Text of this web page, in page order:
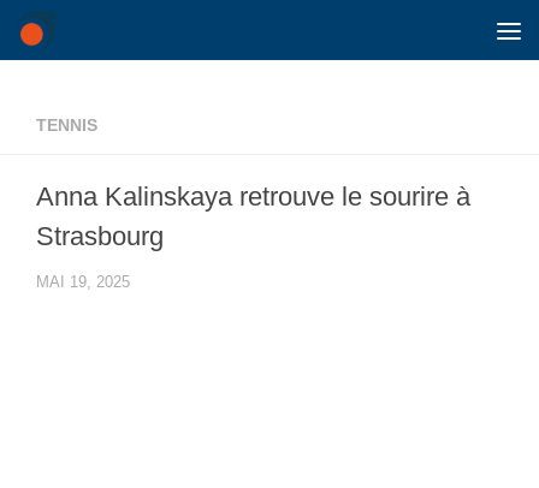
Skip to content
TENNIS
Anna Kalinskaya retrouve le sourire à
Strasbourg
MAI 19, 2025